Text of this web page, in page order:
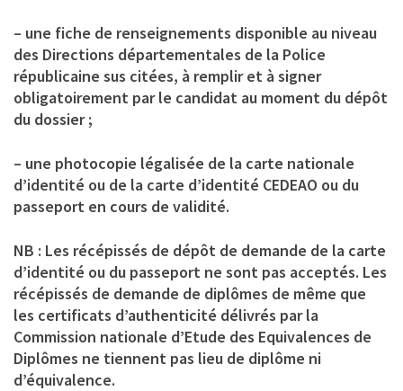
– une fiche de renseignements disponible au niveau
des Directions départementales de la Police
républicaine sus citées, à remplir et à signer
obligatoirement par le candidat au moment du dépôt
du dossier ;
– une photocopie légalisée de la carte nationale
d’identité ou de la carte d’identité CEDEAO ou du
passeport en cours de validité.
NB : Les récépissés de dépôt de demande de la carte
d’identité ou du passeport ne sont pas acceptés. Les
récépissés de demande de diplômes de même que
les certificats d’authenticité délivrés par la
Commission nationale d’Etude des Equivalences de
Diplômes ne tiennent pas lieu de diplôme ni
d’équivalence.